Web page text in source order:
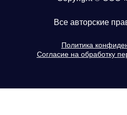
Все авторские
Политика
Согласие на обработку